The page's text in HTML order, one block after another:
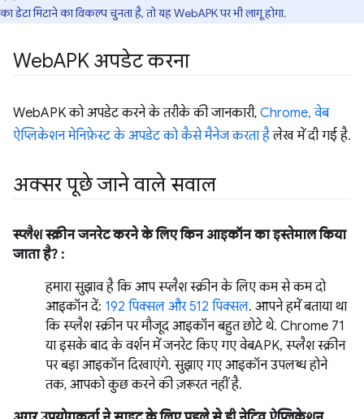
का डेटा मिटाने का विकल्प चुनता है, तो यह WebAPK पर भी लागू होगा.
WebAPK अपडेट करना
WebAPK को अपडेट करने के तरीके की जानकारी, Chrome, वेब
ऐप्लिकेशन मेनिफ़ेस्ट के अपडेट को कैसे मैनेज करता हैलेख में दी गई है.
अक्सर पूछे जाने वाले सवाल
स्प्लैश स्क्रीन जनरेट करने के लिए किन आइकॉन का इस्तेमाल किया
जाता है? :
हमारा सुझाव है कि आप स्प्लैश स्क्रीन के लिए कम से कम दो
आइकॉन दें: 192 पिक्सल और 512 पिक्सल. आपने हमें बताया था
कि स्प्लैश स्क्रीन पर मौजूद आइकॉन बहुत छोटे थे. Chrome 71
या इसके बाद के वर्शन में जनरेट किए गए वेबAPK, स्प्लैश स्क्रीन
पर बड़ा आइकॉन दिखाएंगे. सुझाए गए आइकॉन उपलब्ध होने
तक, आपको कुछ करने की ज़रूरत नहीं है.